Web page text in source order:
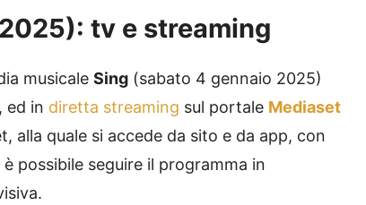
tv e streaming
musicale Sing (sabato 4 gennaio 2025)
ed in diretta streaming sul portale Mediaset
alla quale si accede da sito e da app, con
possibile seguire il programma in